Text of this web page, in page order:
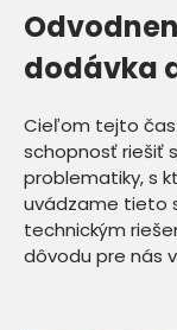
dodávka
Cieľom tejto
schopnosť riešiť
problematiky, s
uvádzame tieto
technickým
dôvodu pre nás